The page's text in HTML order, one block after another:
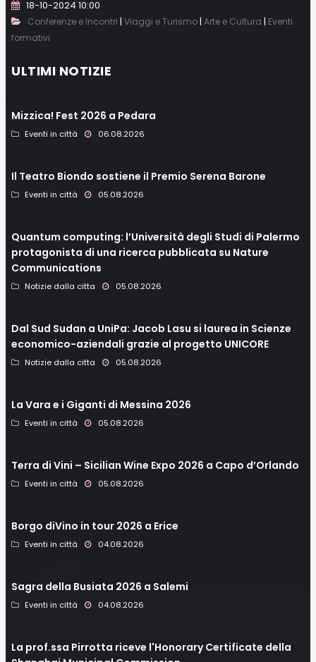
18-10-2024 10:00
Conferenze e Incontri | Viaggi e Turismo| Arte e Cultura | Eventi
formativi
ULTIMI NOTIZIE
Mizzica! Fest 2026 a Pedara
Eventi in città 06.08.2026
Il Teatro Biondo sostiene il Premio Serena Barone
Eventi in città 05.08.2026
Quantum computing: l’Università degli Studi di Palermo
protagonista di una ricerca pubblicata su Nature
Communications
Notizie dalla citta 05.08.2026
Dal Sud Sudan a UniPa: Jacob Lasu si laurea in Scienze
economico-aziendali grazie al progetto UNICORE
Notizie dalla citta 05.08.2026
La Vara e i Giganti di Messina 2026
Eventi in città 05.08.2026
Terra di Vini – Sicilian Wine Expo 2026 a Capo d’Orlando
Eventi in città 05.08.2026
Borgo diVino in tour 2026 a Erice
Eventi in città 04.08.2026
Sagra della Busiata 2026 a Salemi
Eventi in città 04.08.2026
La prof.ssa Pirrotta riceve l'Honorary Certificate della